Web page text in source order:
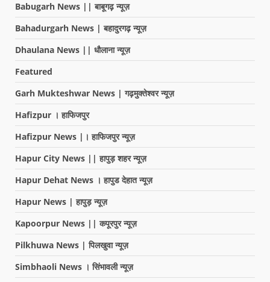
Babugarh News || बाबूगढ़ न्यूज़
Bahadurgarh News | बहादुरगढ़ न्यूज़
Dhaulana News || धौलाना न्यूज़
Featured
Garh Mukteshwar News | गढ़मुक्तेश्वर न्यूज़
Hafizpur । हाफिजपुर
Hafizpur News |। हाफिजपुर न्यूज़
Hapur City News || हापुड़ शहर न्यूज़
Hapur Dehat News । हापुड देहात न्यूज़
Hapur News | हापुड़ न्यूज़
Kapoorpur News || कपूरपुर न्यूज़
Pilkhuwa News | पिलखुवा न्यूज़
Simbhaoli News । सिंभावली न्यूज़